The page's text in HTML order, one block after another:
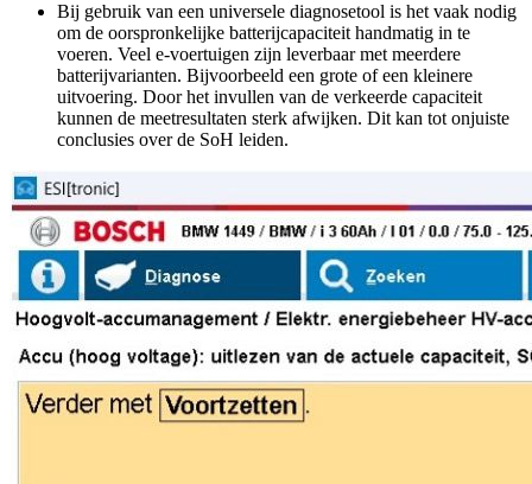
Bij gebruik van een universele diagnosetool is het vaak nodig
om de oorspronkelijke batterijcapaciteit handmatig in te
voeren. Veel e-voertuigen zijn leverbaar met meerdere
batterijvarianten. Bijvoorbeeld een grote of een kleinere
uitvoering. Door het invullen van de verkeerde capaciteit
kunnen de meetresultaten sterk afwijken. Dit kan tot onjuiste
conclusies over de SoH leiden.